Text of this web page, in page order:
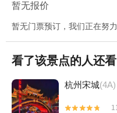
暂无报价
暂无门票预订，我们正在努
看了该景点的人还
杭州宋城(4A)

